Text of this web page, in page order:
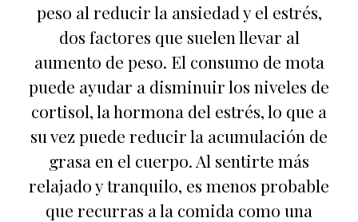
peso al reducir la ansiedad y el estrés,
dos factores que suelen llevar al
aumento de peso. El consumo de mota
puede ayudar a disminuir los niveles de
cortisol, la hormona del estrés, lo que a
su vez puede reducir la acumulación de
grasa en el cuerpo. Al sentirte más
relajado y tranquilo, es menos probable
que recurras a la comida como una